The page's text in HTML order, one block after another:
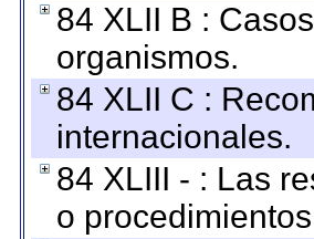
84 XLII B :
organismos.
84 XLII C :
internacionales.
84 XLIII - : Las
o